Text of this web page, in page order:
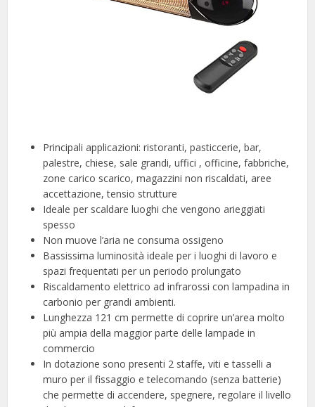
Principali applicazioni: ristoranti, pasticcerie, bar,
palestre, chiese, sale grandi, uffici , officine, fabbriche,
zone carico scarico, magazzini non riscaldati, aree
accettazione, tensio strutture
Ideale per scaldare luoghi che vengono arieggiati
spesso
Non muove l’aria ne consuma ossigeno
Bassissima luminosità ideale per i luoghi di lavoro e
spazi frequentati per un periodo prolungato
Riscaldamento elettrico ad infrarossi con lampadina in
carbonio per grandi ambienti.
Lunghezza 121 cm permette di coprire un’area molto
più ampia della maggior parte delle lampade in
commercio
In dotazione sono presenti 2 staffe, viti e tasselli a
muro per il fissaggio e telecomando (senza batterie)
che permette di accendere, spegnere, regolare il livello